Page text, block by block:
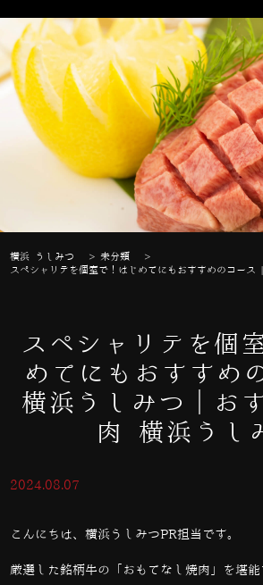
横浜 うしみつ >未分類
>
スペシャリテを個室で！はじめてにもおすすめのコース
スペシャリテを個
めてにもおすすめ
横浜うしみつ｜お
肉 横浜うし
2024.08.07
こんにちは、横浜うしみつPR担当です。
厳選した銘柄牛の「おもてなし焼肉」を堪